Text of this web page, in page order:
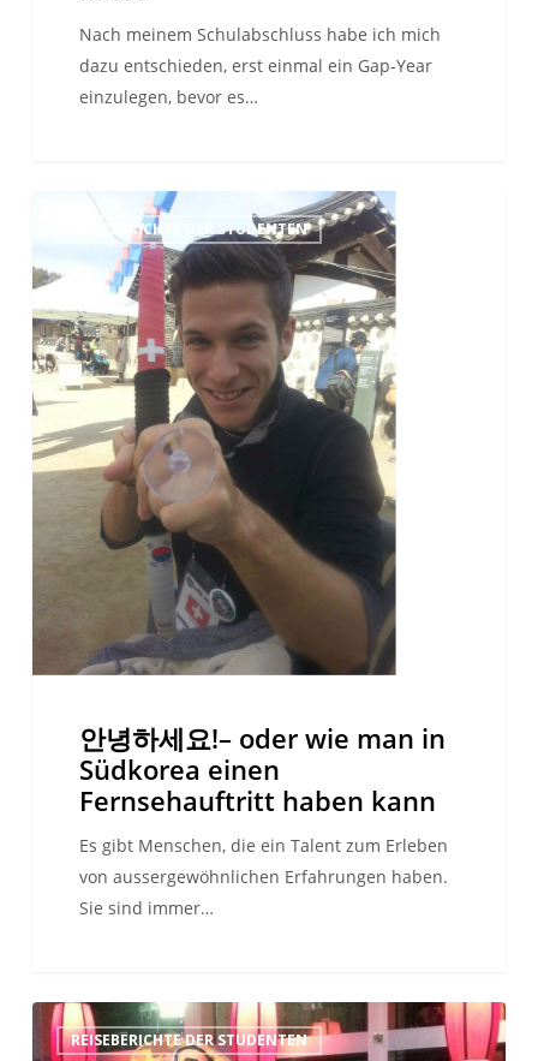
Nach meinem Schulabschluss habe ich mich
dazu entschieden, erst einmal ein Gap-Year
einzulegen, bevor es…
하
요!–
oder
wie
man
in
Südkorea
Fernsehauftritt
kann
REISEBERICHTE DER STUDENTEN
안녕하세요!– oder wie man in
Südkorea einen
Fernsehauftritt haben kann
Es gibt Menschen, die ein Talent zum Erleben
von aussergewöhnlichen Erfahrungen haben.
Sie sind immer…
Miami
REISEBERICHTE DER STUDENTEN